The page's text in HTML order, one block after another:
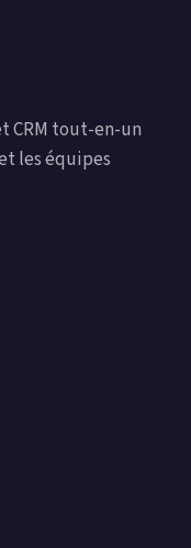
CRM tout-en-un
les équipes